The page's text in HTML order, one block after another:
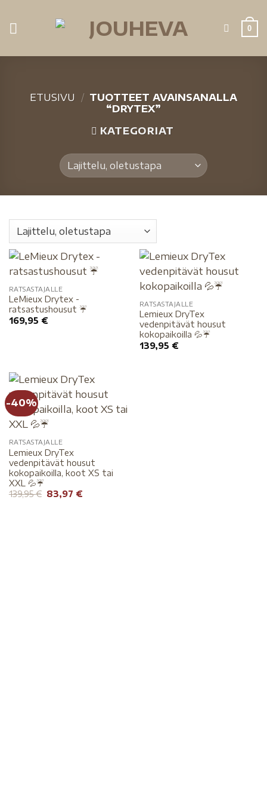
content
0
ETUSIVU / TUOTTEET AVAINSANALLA
“DRYTEX”
KATEGORIAT
RATSASTAJALLE
LeMieux Drytex -
ratsastushousut ☔️
169,95 €
RATSASTAJALLE
Lemieux DryTex
vedenpitävät housut
kokopaikoilla 💦☔️
139,95 €
-40%
RATSASTAJALLE
Lemieux DryTex
vedenpitävät housut
kokopaikoilla, koot XS tai
XXL 💦☔️
139,95€ Alkuperäinen
hinta
83,97 €Nykyinen